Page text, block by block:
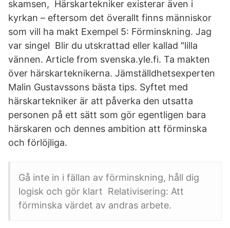
skamsen, Härskartekniker existerar även i
kyrkan – eftersom det överallt finns människor
som vill ha makt Exempel 5: Förminskning. Jag
var singel Blir du utskrattad eller kallad "lilla
vännen. Article from svenska.yle.fi. Ta makten
över härskarteknikerna. Jämställdhetsexperten
Malin Gustavssons bästa tips. Syftet med
härskartekniker är att påverka den utsatta
personen på ett sätt som gör egentligen bara
härskaren och dennes ambition att förminska
och förlöjliga.
Gå inte in i fällan av förminskning, håll dig
logisk och gör klart Relativisering: Att
förminska värdet av andras arbete.